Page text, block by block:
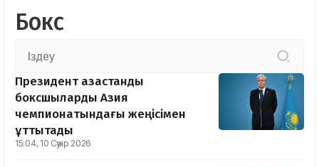
Бокс
Президент қазақстандық
боксшыларды Азия
чемпионатындағы жеңісімен
құттықтады
15:04, 10 Сәуір 2026